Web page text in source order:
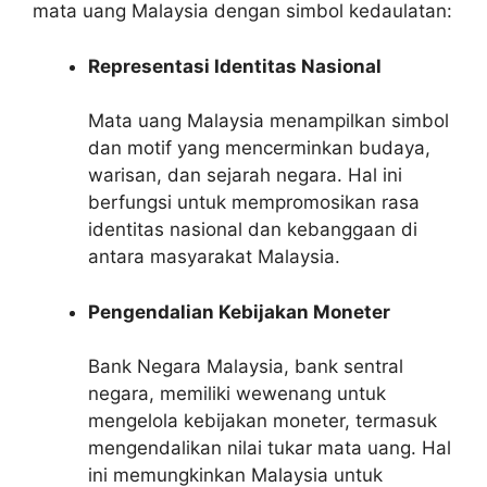
mata uang Malaysia dengan simbol kedaulatan:
Representasi Identitas Nasional
Mata uang Malaysia menampilkan simbol
dan motif yang mencerminkan budaya,
warisan, dan sejarah negara. Hal ini
berfungsi untuk mempromosikan rasa
identitas nasional dan kebanggaan di
antara masyarakat Malaysia.
Pengendalian Kebijakan Moneter
Bank Negara Malaysia, bank sentral
negara, memiliki wewenang untuk
mengelola kebijakan moneter, termasuk
mengendalikan nilai tukar mata uang. Hal
ini memungkinkan Malaysia untuk